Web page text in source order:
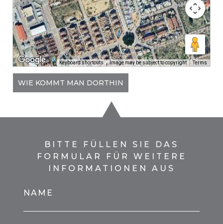
Keyboard shortcuts Image may be subject to copyright Terms
WIE KOMMT MAN DORTHIN
BITTE FÜLLEN SIE DAS
FORMULAR FÜR WEITERE
INFORMATIONEN AUS
NAME